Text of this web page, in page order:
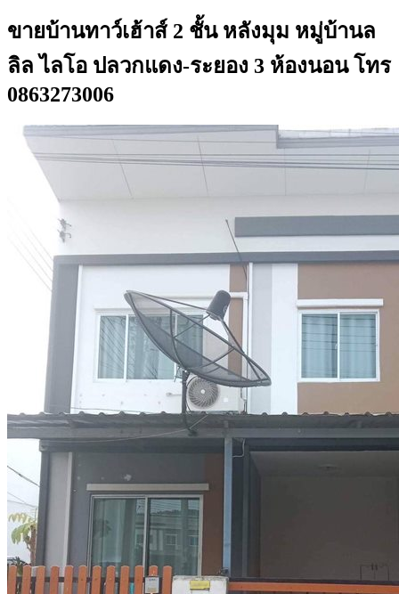
ขายบ้านทาว์เฮ้าส์ 2 ชั้น หลังมุม หมู่บ้านล
ลิล ไลโอ ปลวกแดง-ระยอง 3 ห้องนอน โทร
0863273006